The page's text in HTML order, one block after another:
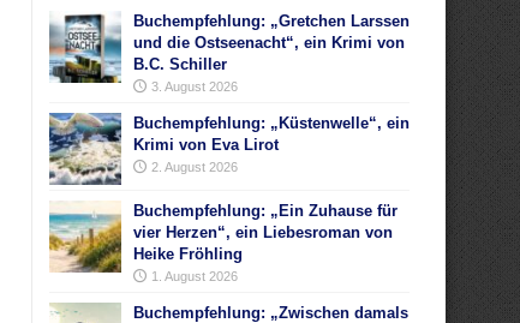
Buchempfehlung: „Gretchen Larssen
und die Ostseenacht“, ein Krimi von
B.C. Schiller
3. August 2026
Buchempfehlung: „Küstenwelle“, ein
Krimi von Eva Lirot
2. August 2026
Buchempfehlung: „Ein Zuhause für
vier Herzen“, ein Liebesroman von
Heike Fröhling
1. August 2026
Buchempfehlung: „Zwischen damals